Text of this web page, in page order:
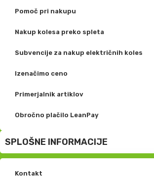
Pomoč pri nakupu
Nakup kolesa preko spleta
Subvencije za nakup električnih koles
Izenačimo ceno
Primerjalnik artiklov
Obročno plačilo LeanPay
SPLOŠNE INFORMACIJE
Kontakt